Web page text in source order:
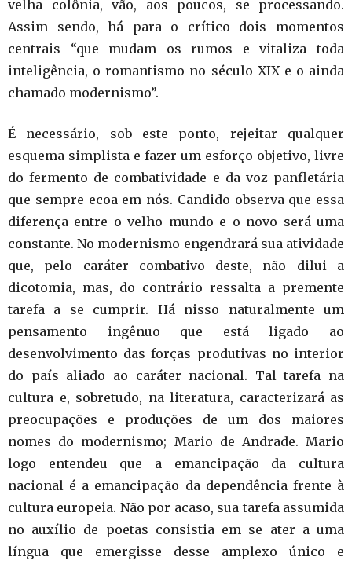
velha colônia, vão, aos poucos, se processando.
Assim sendo, há para o crítico dois momentos
centrais “que mudam os rumos e vitaliza toda
inteligência, o romantismo no século XIX e o ainda
chamado modernismo”.
É necessário, sob este ponto, rejeitar qualquer
esquema simplista e fazer um esforço objetivo, livre
do fermento de combatividade e da voz panfletária
que sempre ecoa em nós. Candido observa que essa
diferença entre o velho mundo e o novo será uma
constante. No modernismo engendrará sua atividade
que, pelo caráter combativo deste, não dilui a
dicotomia, mas, do contrário ressalta a premente
tarefa a se cumprir. Há nisso naturalmente um
pensamento ingênuo que está ligado ao
desenvolvimento das forças produtivas no interior
do país aliado ao caráter nacional. Tal tarefa na
cultura e, sobretudo, na literatura, caracterizará as
preocupações e produções de um dos maiores
nomes do modernismo; Mario de Andrade. Mario
logo entendeu que a emancipação da cultura
nacional é a emancipação da dependência frente à
cultura europeia. Não por acaso, sua tarefa assumida
no auxílio de poetas consistia em se ater a uma
língua que emergisse desse amplexo único e